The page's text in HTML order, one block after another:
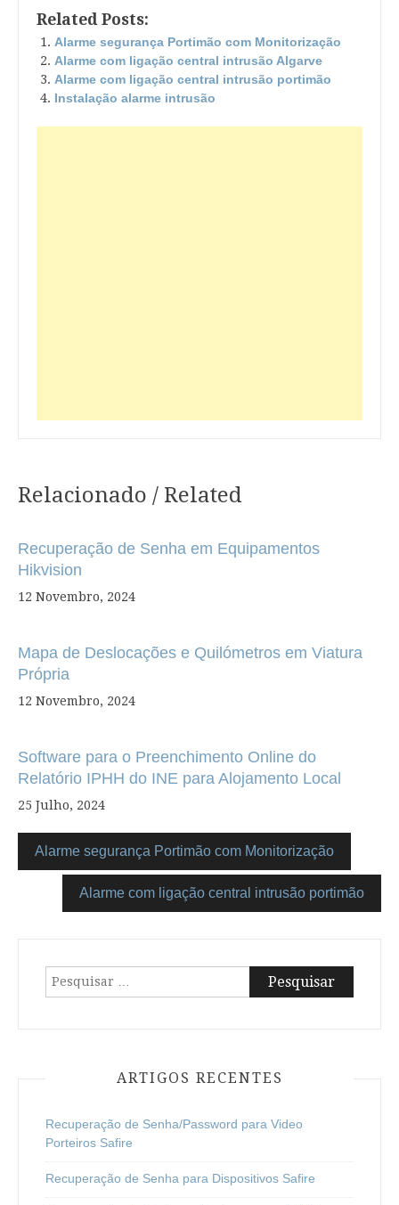
Related Posts:
Alarme segurança Portimão com Monitorização
Alarme com ligação central intrusão Algarve
Alarme com ligação central intrusão portimão
Instalação alarme intrusão
Relacionado / Related
Recuperação de Senha em Equipamentos
Hikvision
12 Novembro, 2024
Mapa de Deslocações e Quilómetros em Viatura
Própria
12 Novembro, 2024
Software para o Preenchimento Online do
Relatório IPHH do INE para Alojamento Local
25 Julho, 2024
de
artigos
Alarme segurança Portimão com Monitorização
Alarme com ligação central intrusão portimão
Pesquisar
por:
ARTIGOS RECENTES
Recuperação de Senha/Password para Video
Porteiros Safire
Recuperação de Senha para Dispositivos Safire